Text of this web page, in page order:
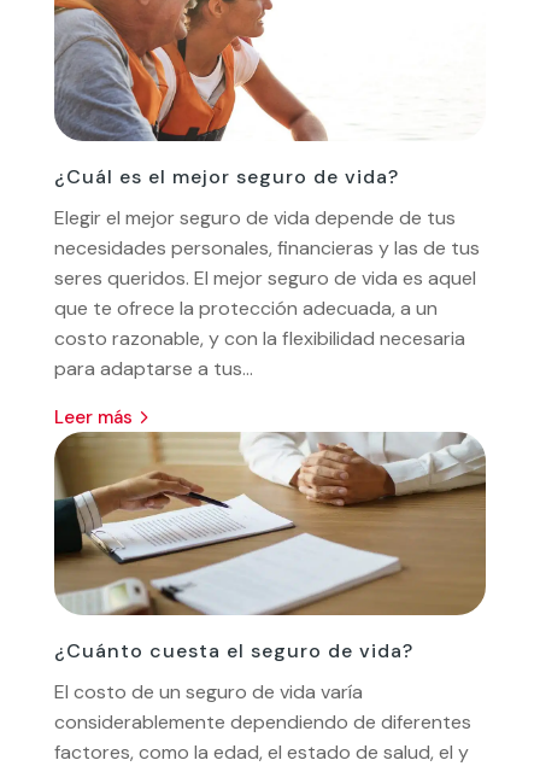
¿Cuál es el mejor seguro de vida?
Elegir el mejor seguro de vida depende de tus
necesidades personales, financieras y las de tus
seres queridos. El mejor seguro de vida es aquel
que te ofrece la protección adecuada, a un
costo razonable, y con la flexibilidad necesaria
para adaptarse a tus...
leer más
¿Cuánto cuesta el seguro de vida?
El costo de un seguro de vida varía
considerablemente dependiendo de diferentes
factores, como la edad, el estado de salud, el y